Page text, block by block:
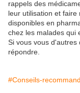
rappels des
leur utilisation et
disponibles en
chez les malades qui
Si vous vous d'autres
répondre.
#Conseils-